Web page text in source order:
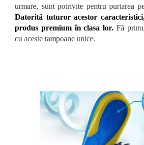
urmare, sunt potrivite pentru purtarea
Datorită tuturor acestor
produs premium în clasa lor. Fă
cu aceste tampoane unice.